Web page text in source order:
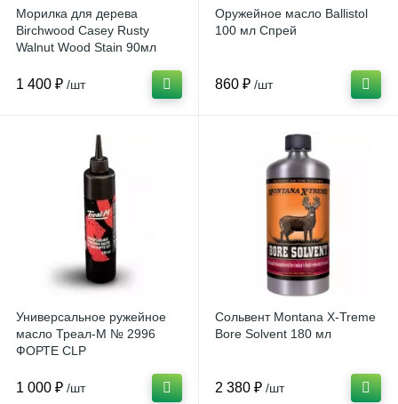
Морилка для дерева
Birchwood Casey Rusty
Walnut Wood Stain 90мл
1 400 ₽ /шт
Оружейное масло Ballistol
100 мл Спрей
860 ₽ /шт
Универсальное ружейное
масло Треал-М № 2996
ФОРТЕ CLP
1 000 ₽ /шт
Сольвент Montana X-Treme
Bore Solvent 180 мл
2 380 ₽ /шт